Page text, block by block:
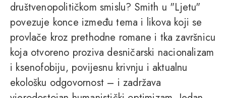
društvenopolitičkom smislu? Smith u "Ljetu"
povezuje konce između tema i likova koji se
provlače kroz prethodne romane i tka završnicu
koja otvoreno proziva desničarski nacionalizam
i ksenofobiju, povijesnu krivnju i aktualnu
ekološku odgovornost – i zadržava